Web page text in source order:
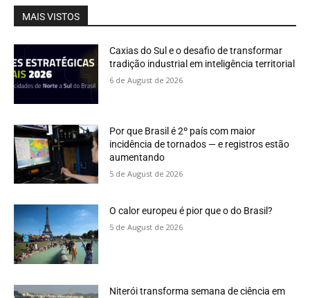
MAIS VISTOS
Caxias do Sul e o desafio de transformar
tradição industrial em inteligência territorial
6 de August de 2026
Por que Brasil é 2º país com maior
incidência de tornados — e registros estão
aumentando
5 de August de 2026
O calor europeu é pior que o do Brasil?
5 de August de 2026
Niterói transforma semana de ciência em